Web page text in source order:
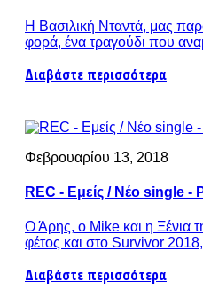
Η Βασιλική Νταντά, μας
φορά, ένα τραγούδι που
Διαβάστε περισσότερα
Φεβρουαρίου 13, 2018
REC - Εμείς / Νέο single -
Ο Άρης, ο Mike και η Ξένια
φέτος και στο Survivor
Διαβάστε περισσότερα